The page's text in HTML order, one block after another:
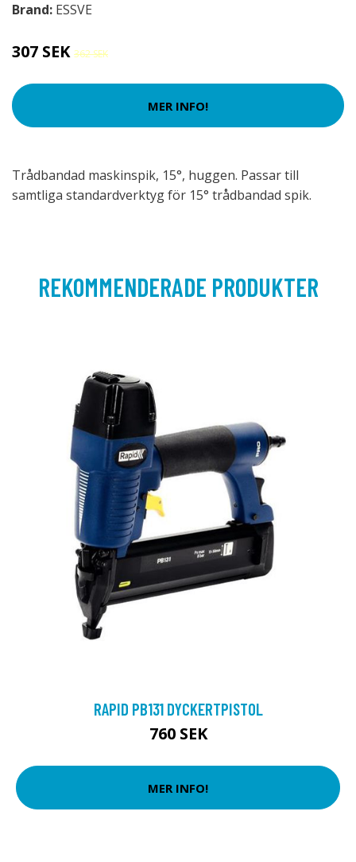
Brand: ESSVE
307 SEK 362 SEK
MER INFO!
Trådbandad maskinspik, 15°, huggen. Passar till
samtliga standardverktyg för 15° trådbandad spik.
REKOMMENDERADE PRODUKTER
RAPID PB131 DYCKERTPISTOL
760 SEK
MER INFO!